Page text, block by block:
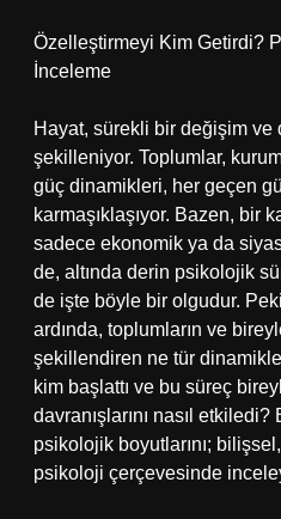
Özelleştirmeyi Kim Getirdi?
İnceleme
Hayat, sürekli bir değişim ve
şekilleniyor. Toplumlar,
güç dinamikleri, her geçen
karmaşıklaşıyor. Bazen, bir
sadece ekonomik ya da
de, altında derin psikolojik
de işte böyle bir olgudur.
ardında, toplumların ve
şekillendiren ne tür
kim başlattı ve bu süreç
davranışlarını nasıl
psikolojik boyutlarını;
psikoloji çerçevesinde